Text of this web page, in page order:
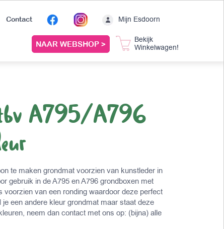
Contact Mijn Esdoorn
NAAR WEBSHOP >
Bekijk
Winkelwagen!
A795/A796
te maken grondmat voorzien van kunstleder in
gebruik in de A795 en A796 grondboxen met
voorzien van een ronding waardoor deze perfect
een andere kleur grondmat maar staat deze
neem dan contact met ons op: (bijna) alle